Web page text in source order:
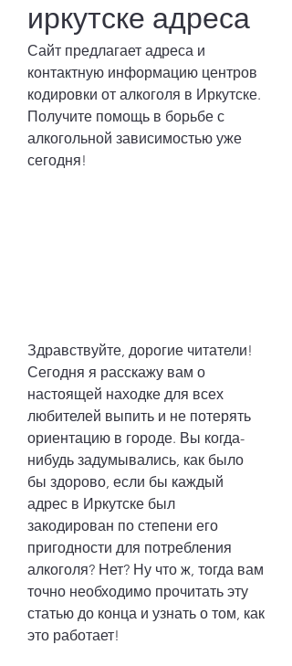
иркутске адреса
Сайт предлагает адреса и
контактную информацию центров
кодировки от алкоголя в Иркутске.
Получите помощь в борьбе с
алкогольной зависимостью уже
сегодня!
Здравствуйте, дорогие читатели!
Сегодня я расскажу вам о
настоящей находке для всех
любителей выпить и не потерять
ориентацию в городе. Вы когда-
нибудь задумывались, как было
бы здорово, если бы каждый
адрес в Иркутске был
закодирован по степени его
пригодности для потребления
алкоголя? Нет? Ну что ж, тогда вам
точно необходимо прочитать эту
статью до конца и узнать о том, как
это работает!